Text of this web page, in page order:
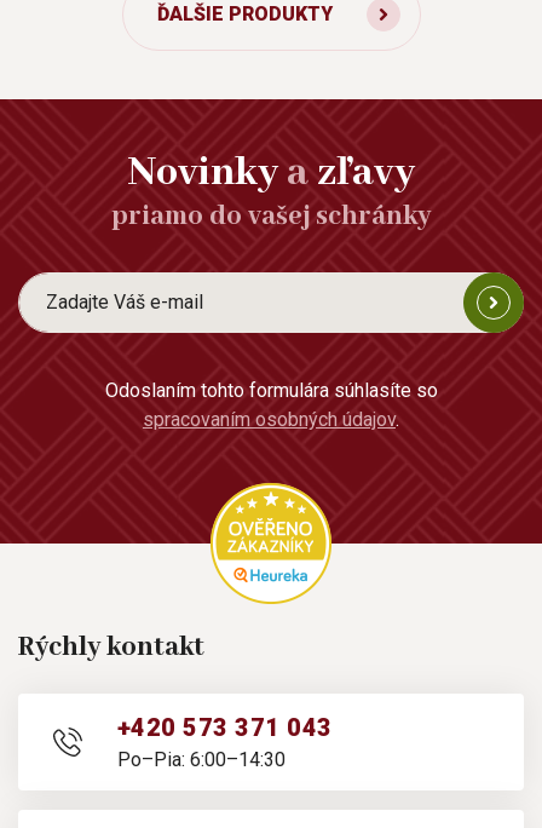
ĎALŠIE PRODUKTY
Novinkyazľavy
priamo do vašej schránky
Odoslaním tohto formulára súhlasíte so
spracovaním osobných údajov.
Rýchly kontakt
+420 573 371 043
Po–Pia: 6:00–14:30